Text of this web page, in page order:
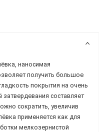
наносимая
получить большое
покрытия на очень
составляет
сократить, увеличив
применяется как для
мелкозернистой